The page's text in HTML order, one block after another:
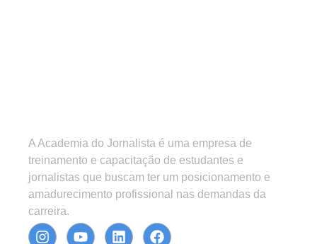
A Academia do Jornalista é uma empresa de
treinamento e capacitação de estudantes e
jornalistas que buscam ter um posicionamento e
amadurecimento profissional nas demandas da
carreira.